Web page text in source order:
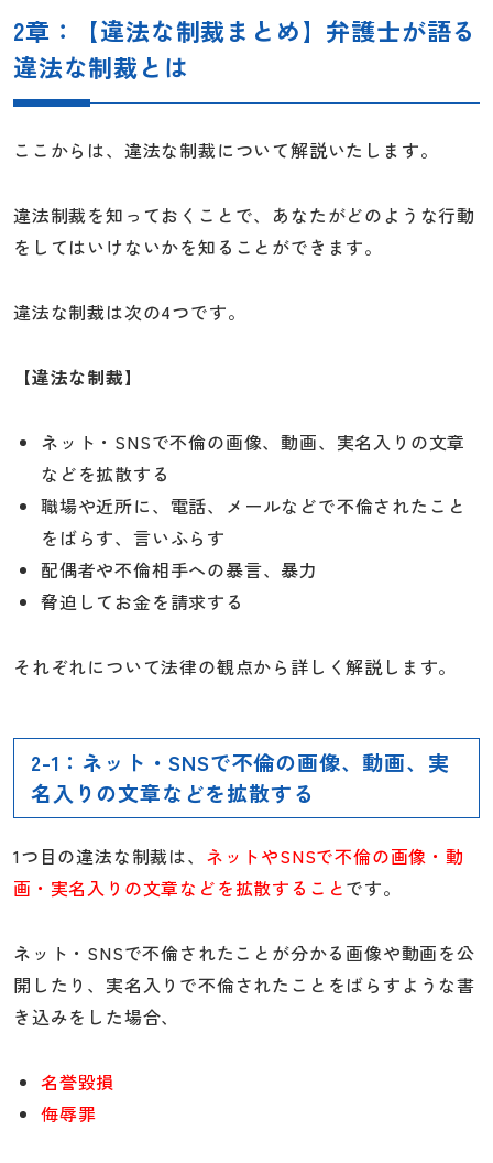
2章：【違法な制裁まとめ】弁護士が語る
違法な制裁とは
ここからは、違法な制裁について解説いたします。
違法制裁を知っておくことで、あなたがどのような行動
をしてはいけないかを知ることができます。
違法な制裁は次の4つです。
【違法な制裁】
ネット・SNSで不倫の画像、動画、実名入りの文章
などを拡散する
職場や近所に、電話、メールなどで不倫されたこと
をばらす、言いふらす
配偶者や不倫相手への暴言、暴力
脅迫してお金を請求する
それぞれについて法律の観点から詳しく解説します。
2-1：ネット・SNSで不倫の画像、動画、実
名入りの文章などを拡散する
1つ目の違法な制裁は、 ネットやSNSで不倫の画像・動
画・実名入りの文章などを拡散することです。
ネット・SNSで不倫されたことが分かる画像や動画を公
開したり、実名入りで不倫されたことをばらすような書
き込みをした場合、
名誉毀損
侮辱罪